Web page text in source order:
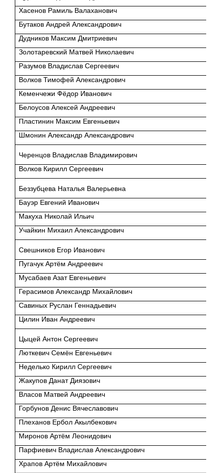
Хасенов Рамиль Валаханович
Бутаков Андрей Александрович
Дудников Максим Дмитриевич
Золотаревский Матвей Николаевич
Разумов Владислав Сергеевич
Волков Тимофей Александрович
Кеменчежи Фёдор Иванович
Белоусов Алексей Андреевич
Пластинин Максим Евгеньевич
Шмонин Александр Александрович
Черенцов Владислав Владимирович
Волков Кирилл Сергеевич
Беззубцева Наталья Валерьевна
Бауэр Евгений Иванович
Макуха Николай Ильич
Учайкин Михаил Александрович
Свешников Егор Иванович
Пугачук Артём Андреевич
Мусабаев Азат Евгеньевич
Герасимов Александр Михайлович
Савиных Руслан Геннадьевич
Цилин Иван Андреевич
Цыцей Антон Сергеевич
Люткевич Семён Евгеньевич
Неделько Кирилл Сергеевич
Жакупов Данат Диязович
Власов Матвей Андреевич
Горбунов Денис Вячеславович
Плеханов Ербол Акылбекович
Миронов Артём Леонидович
Парфиевич Владислав Александрович
Храпов Артём Михайлович